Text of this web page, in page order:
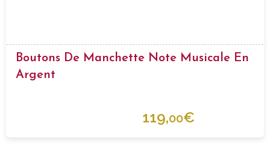
Boutons De Manchette Note Musicale En
Argent
119,00€